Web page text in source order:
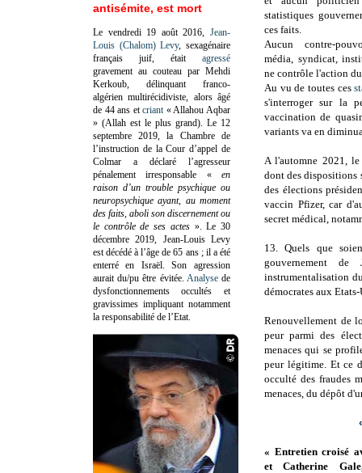
statistiques
ces faits.
Aucun contre-
média, syndicat,
ne contrôle l'action
Au vu de toutes ces
s'interroger sur la
vaccination de
variants va en
A l'automne 2021,
dont des dispositions
des élections
vaccin Pfizer, car
secret médical,
13. Quels que
gouvernement
instrumentalisation
démocrates aux
Renouvellement de
peur parmi des
menaces qui se
peur légitime. Et ce
occulté des fraudes
menaces, du dépôt
« Entretien croisé
et Catherine
antisémite, est mort
Le vendredi 19 août 2016, Jean-
Louis (Chalom) Levy, sexagénaire
français juif, était agressé
gravement au couteau par Mehdi
Kerkoub, délinquant franco-
algérien multirécidiviste, alors âgé
de 44 ans etcriant « Allahou Aqbar
» (Allah est le plus grand). Le 12
septembre 2019, la Chambre de
l’instruction de la Cour d’appel de
Colmar a déclaré l’agresseur
pénalement irresponsable «en
raison d’un trouble psychique ou
neuropsychique ayant, au moment
des faits, aboli son discernement ou
le contrôle de ses actes». Le 30
décembre 2019, Jean-Louis Levy
est décédé à l’âge de 65 ans ; il a été
enterré en Israël. Son agression
aurait du/pu être évitée. Analysede
dysfonctionnements occultés et
gravissimes impliquant notamment
la responsabilité de l’Etat.